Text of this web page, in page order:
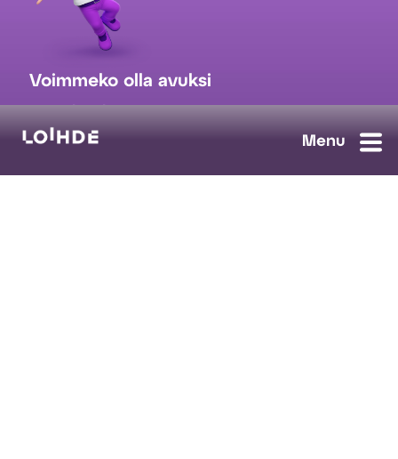
Voimmeko olla avuksi
myynti@loihde.com